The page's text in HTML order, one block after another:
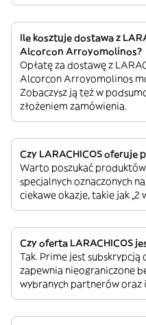
Ile kosztuje dostawa z
Alcorcon Arroyomolinos?
Opłatę za dostawę z
Alcorcon Arroyomolinos
Zobaczysz ją też w
złożeniem zamówienia.
Czy LARACHICOS oferuje
Warto poszukać
specjalnych oznaczonych
ciekawe okazje, takie jak „2
Czy oferta LARACHICOS
Tak. Prime jest
zapewnia nieograniczone
wybranych partnerów oraz